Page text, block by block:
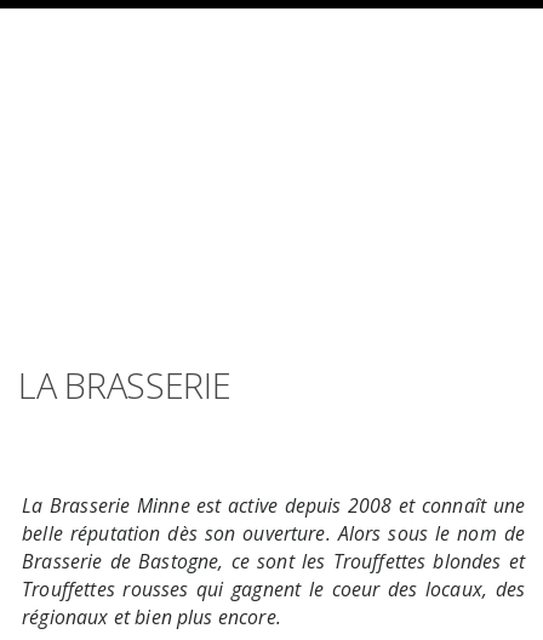
LA BRASSERIE
La Brasserie Minne est active depuis 2008 et connaît une
belle réputation dès son ouverture. Alors sous le nom de
Brasserie de Bastogne, ce sont les Trouffettes blondes et
Trouffettes rousses qui gagnent le coeur des locaux, des
régionaux et bien plus encore.